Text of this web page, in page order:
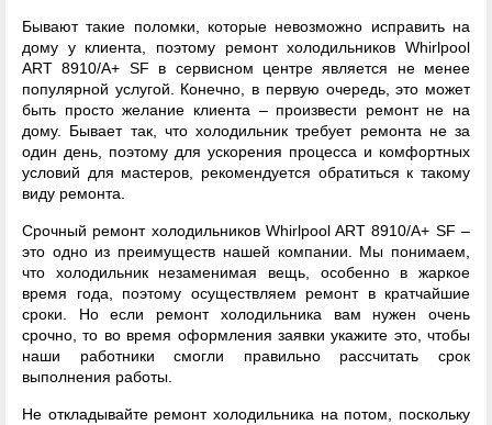
Бывают такие поломки, которые невозможно исправить на
дому у клиента, поэтому ремонт холодильников Whirlpool
ART 8910/A+ SF в сервисном центре является не менее
популярной услугой. Конечно, в первую очередь, это может
быть просто желание клиента – произвести ремонт не на
дому. Бывает так, что холодильник требует ремонта не за
один день, поэтому для ускорения процесса и комфортных
условий для мастеров, рекомендуется обратиться к такому
виду ремонта.
Срочный ремонт холодильников Whirlpool ART 8910/A+ SF –
это одно из преимуществ нашей компании. Мы понимаем,
что холодильник незаменимая вещь, особенно в жаркое
время года, поэтому осуществляем ремонт в кратчайшие
сроки. Но если ремонт холодильника вам нужен очень
срочно, то во время оформления заявки укажите это, чтобы
наши работники смогли правильно рассчитать срок
выполнения работы.
Не откладывайте ремонт холодильника на потом, поскольку